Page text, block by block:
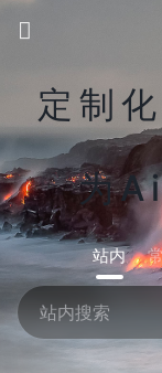
定制
为
站内